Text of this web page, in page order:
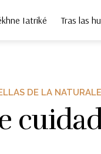
Iatriké Tras las
DE LA